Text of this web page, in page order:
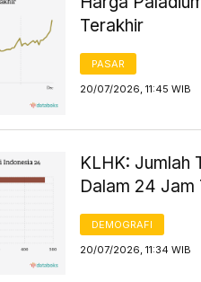
Terakhir
PASAR
20/07/2026, 11:45 WIB
KLHK: Jumlah
Dalam 24 Jam
DEMOGRAFI
20/07/2026, 11:34 WIB